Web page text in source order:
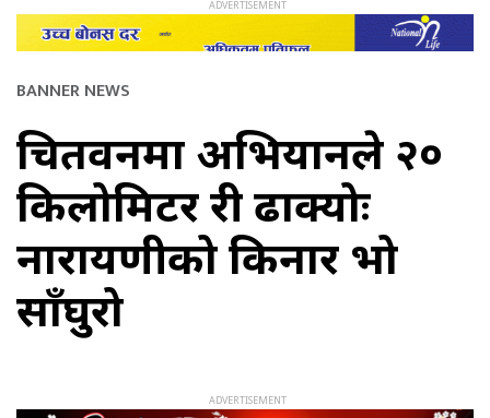
BANNER NEWS
चितवनमा अभियानले २०
किलोमिटर दुरी ढाक्योः
नारायणीको किनार भो
साँघुरो